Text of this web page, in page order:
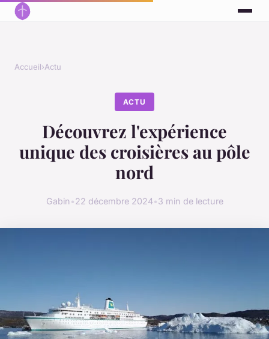
Accueil›Actu
ACTU
Découvrez l'expérience
unique des croisières au pôle
nord
Gabin•22 décembre 2024•3 min de lecture